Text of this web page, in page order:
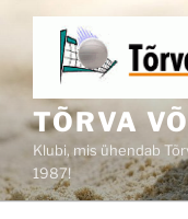
content
TÕRVA
Klubi, mis ühendab
1987!